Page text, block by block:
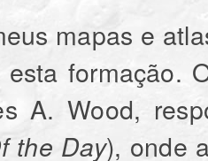
mapas e
formação.
A. Wood,
the Day), onde